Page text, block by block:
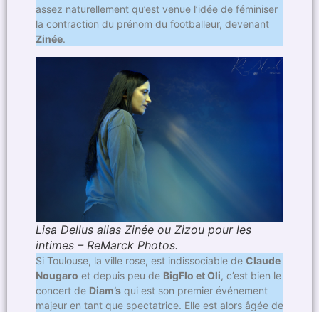
assez naturellement qu’est venue l’idée de féminiser
la contraction du prénom du footballeur, devenant
Zinée.
Lisa Dellus alias Zinée ou Zizou pour les
intimes – ReMarck Photos.
Si Toulouse, la ville rose, est indissociable de Claude
Nougaro et depuis peu de BigFlo et Oli, c’est bien le
concert de Diam’s qui est son premier événement
majeur en tant que spectatrice. Elle est alors âgée de